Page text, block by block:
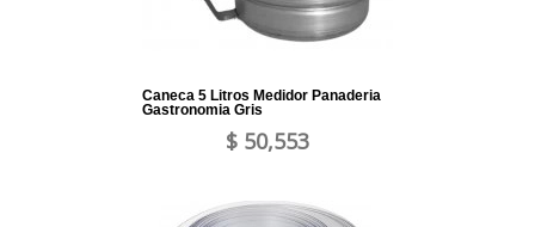
Caneca 5 Litros Medidor Panaderia
Gastronomia Gris
$ 50,553